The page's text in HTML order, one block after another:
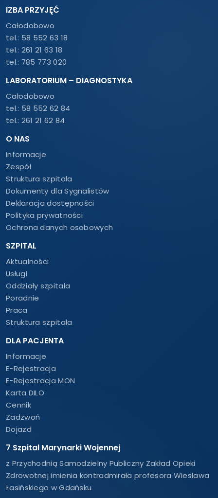
n
a
d
r
e
s
s
k
r
z
y
k
p
o
d
a
w
c
z
ą
:
n
e
j
n
a
a
d
r
e
s
:
IZBA PRZYJĘĆ
Całodobowo
tel.: 58 552 63 18
tel.: 261 21 63 18
tel.: 785 773 020
LABORATORIUM – DIAGNOSTYKA
Całodobowo
tel.: 58 552 62 84
tel.: 261 21 62 84
O NAS
Informacje
Zespół
Struktura szpitala
Dokumenty dla Sygnalistów
Deklaracja dostępności
Polityka prywatności
Ochrona danych osobowych
SZPITAL
Aktualności
Usługi
Oddziały szpitala
Poradnie
Praca
Struktura szpitala
DLA PACJENTA
Informacje
E-Rejestracja
E-Rejestracja MON
Karta DILO
Cennik
Zadzwoń
Dojazd
7 Szpital Marynarki Wojennej
z Przychodnią Samodzielny Publiczny Zakład Opieki
Zdrowotnej imienia kontradmirała profesora Wiesława
Łasińskiego w Gdańsku